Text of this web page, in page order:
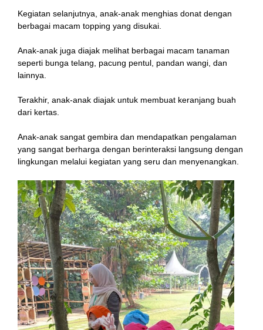
Kegiatan selanjutnya, anak-anak menghias donat dengan
berbagai macam topping yang disukai.
Anak-anak juga diajak melihat berbagai macam tanaman
seperti bunga telang, pacung pentul, pandan wangi, dan
lainnya.
Terakhir, anak-anak diajak untuk membuat keranjang buah
dari kertas.
Anak-anak sangat gembira dan mendapatkan pengalaman
yang sangat berharga dengan berinteraksi langsung dengan
lingkungan melalui kegiatan yang seru dan menyenangkan.